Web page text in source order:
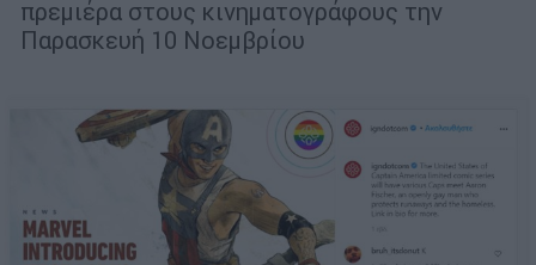
πρεμιέρα στους κινηματογράφους την
Παρασκευή 10 Νοεμβρίου